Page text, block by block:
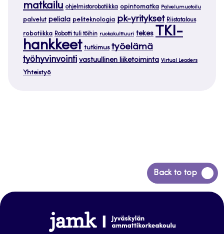
matkailu ohjelmistorobotiikka opintomatka Palvelumuotoilu
palvelut peliala peliteknologia pk-yritykset Riistatalous
robotiikka Robotti tuli töihin ruokakulttuuri tekes
TKI-
hankkeet tutkimus työelämä
työhyvinvointi vastuullinen liiketoiminta Virtual Leaders
Yhteistyö
Back to top
Siirry
takaisin
www.jamk.fi